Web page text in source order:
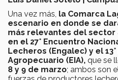
Una vez más, la Comarca
escenario en donde se
más relevantes del
en el 27° Encuentro
Lecheros (Engalec) y el
Agropecuario (EIA), que se
8 y 9 de marzo; ambos son